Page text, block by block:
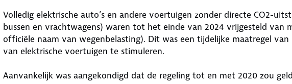
Volledig elektrische auto’s en andere voertuigen zonder directe CO2-
bussen en vrachtwagens) waren tot het einde van 2024 vrijgesteld van
officiële naam van wegenbelasting). Dit was een tijdelijke maatregel
van elektrische voertuigen te stimuleren.
Aanvankelijk was aangekondigd dat de regeling tot en met 2020 zou